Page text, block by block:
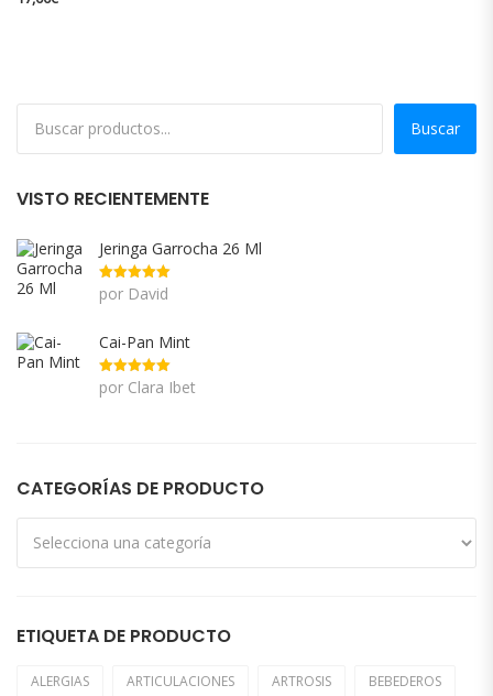
Buscar
VISTO RECIENTEMENTE
Jeringa Garrocha 26 Ml
Valorado
con
5de 5
por David
Cai-Pan Mint
Valorado
con
de 5
por Clara Ibet
CATEGORÍAS DE PRODUCTO
ETIQUETA DE PRODUCTO
ALERGIAS ARTICULACIONES ARTROSIS BEBEDEROS